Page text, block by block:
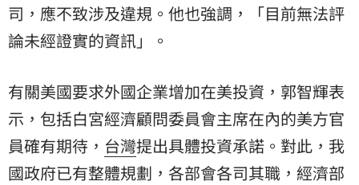
司，應不致涉及違規。他也強調，「目前無法評
論未經證實的資訊」。
有關美國要求外國企業增加在美投資，郭智輝表
示，包括白宮經濟顧問委員會主席在內的美方官
員確有期待， 台灣提出具體投資承諾。對此，我
國政府已有整體規劃，各部會各司其職，經濟部